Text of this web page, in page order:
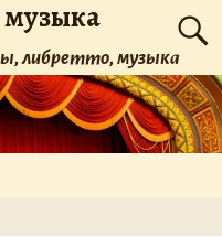
музыка
либретто, музыка